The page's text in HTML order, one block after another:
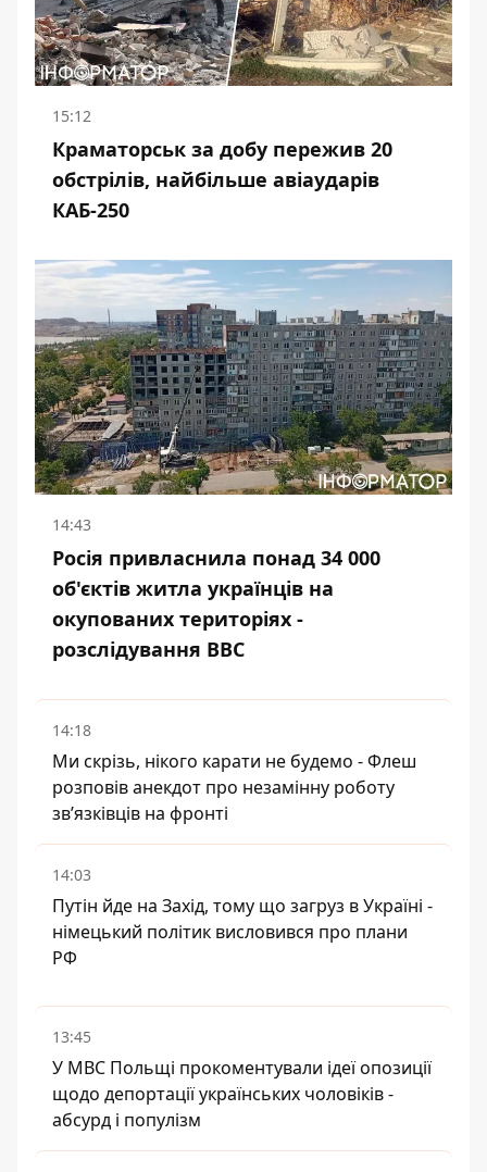
15:12
Краматорськ за добу пережив 20
обстрілів, найбільше авіаударів
КАБ-250
14:43
Росія привласнила понад 34 000
об'єктів житла українців на
окупованих територіях -
розслідування BBC
14:18
Ми скрізь, нікого карати не будемо - Флеш
розповів анекдот про незамінну роботу
зв’язківців на фронті
14:03
Путін йде на Захід, тому що загруз в Україні -
німецький політик висловився про плани
РФ
13:45
У МВС Польщі прокоментували ідеї опозиції
щодо депортації українських чоловіків -
абсурд і популізм